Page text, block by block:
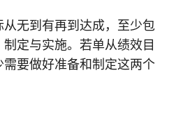
无到有再到达成，至少包
定与实施。若单从绩效目
要做好准备和制定这两个